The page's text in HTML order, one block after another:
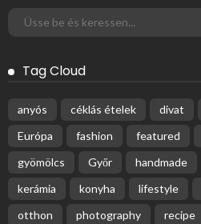
Tag Cloud
anyós céklás ételek divat
Európa
fashion featured
gyömölcs
Győr handmade
kerámia
konyha lifestyle
otthon
photography recipe